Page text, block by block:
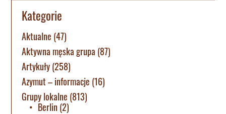
Kategorie
Aktualne (47)
Aktywna męska grupa (87)
Artykuły(258)
Azymut – informacje (16)
Grupy lokalne (813)
Berlin (2)